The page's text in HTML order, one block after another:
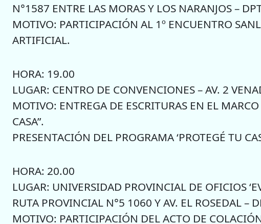
N°1587 ENTRE LAS MORAS Y LOS NARANJOS –
MOTIVO: PARTICIPACIÓN AL 1º ENCUENTRO
ARTIFICIAL.
HORA: 19.00
LUGAR: CENTRO DE CONVENCIONES – AV. 2
MOTIVO: ENTREGA DE ESCRITURAS EN EL
CASA”.
PRESENTACIÓN DEL PROGRAMA ‘PROTEGÉ TU
HORA: 20.00
LUGAR: UNIVERSIDAD PROVINCIAL DE OFICIOS
RUTA PROVINCIAL N°5 1060 Y AV. EL ROSEDAL –
MOTIVO: PARTICIPACIÓN DEL ACTO DE